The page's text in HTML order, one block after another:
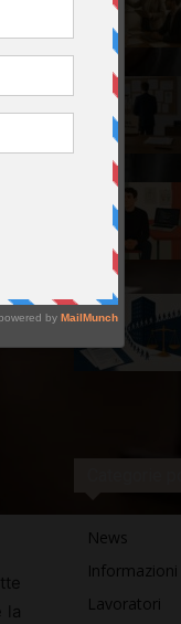
la
News
Informazioni
Lavoratori
device
by,
this
of
Look
or